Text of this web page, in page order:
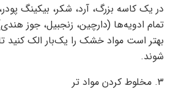
در یک کاسه بزرگ، آرد، شکر، بیکینگ
تمام ادویه‌ها (دارچین، زنجبیل، جوز
بهتر است مواد خشک را یک‌بار الک کنید تا
شوند.
۳. مخلوط کردن مواد تر